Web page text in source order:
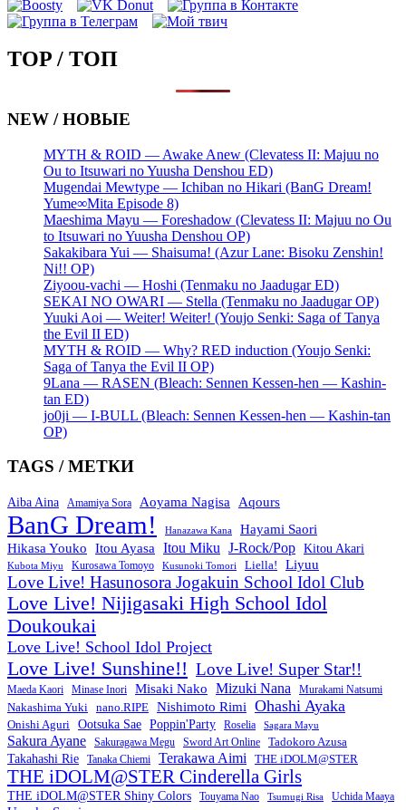
TOP / ТОП
NEW / НОВЫЕ
MYTH & ROID — Awake Anew (Clevatess II: Majuu no
Ou to Itsuwari no Yuusha Denshou ED)
Mugendai Mewtype — Ichiban no Hikari (BanG Dream!
Yume∞Mita Episode 8)
Maeshima Mayu — Foreshadow (Clevatess II: Majuu no Ou
to Itsuwari no Yuusha Denshou OP)
Sakakibara Yui — Shaisuma! (Azur Lane: Bisoku Zenshin!
Ni!! OP)
Ziyoou-vachi — Hoshi (Tenmaku no Jaadugar ED)
SEKAI NO OWARI — Stella (Tenmaku no Jaadugar OP)
Yuuki Aoi — Weiter! Weiter! (Youjo Senki: Saga of Tanya
the Evil II ED)
MYTH & ROID — Why? RED induction (Youjo Senki:
Saga of Tanya the Evil II OP)
9Lana — RASEN (Bleach: Sennen Kessen-hen — Kashin-
tan ED)
jo0ji — I-BULL (Bleach: Sennen Kessen-hen — Kashin-tan
OP)
TAGS / МЕТКИ
Aiba Aina Amamiya Sora Aoyama Nagisa Aqours
BanG Dream! Hanazawa Kana
Hayami Saori
Hikasa Youko
Itou Ayasa Itou Miku J-Rock/Pop Kitou Akari
Kubota Miyu Kurosawa Tomoyo Kusunoki Tomori Liella! Liyuu
Love Live! Hasunosora Jogakuin School Idol Club
Love Live! Nijigasaki High School Idol
Doukoukai
Love Live! School Idol Project
Love Live! Sunshine!! Love Live! Super Star!!
Maeda Kaori Minase Inori Misaki Nako Mizuki Nana Murakami Natsumi
Nakashima Yuki nano.RIPE Nishimoto Rimi Ohashi Ayaka
Onishi Aguri Ootsuka Sae Poppin'Party Roselia Sagara Mayu
Sakura Ayane Sakuragawa Megu Sword Art Online Tadokoro Azusa
Takahashi Rie Tanaka Chiemi Terakawa Aimi THE iDOLM@STER
THE iDOLM@STER Cinderella Girls
THE iDOLM@STER Shiny Colors Touyama Nao Tsumugi Risa Uchida Maaya